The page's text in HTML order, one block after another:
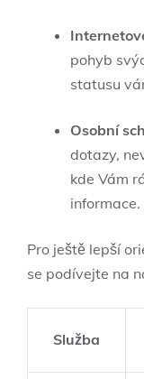
pohyb
statusu
Osobní
dotazy,
kde Vám
informace.
Pro ještě lepší
se podívejte na
Služba